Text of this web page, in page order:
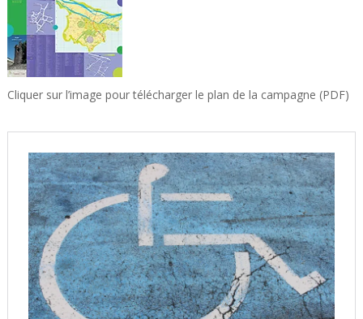
Cliquer sur l’image pour télécharger le plan de la campagne (PDF)